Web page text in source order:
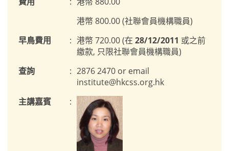
港幣 800.00 (社聯會員機構職員)
早鳥費用
: 港幣 720.00 (在 28/12/2011 或之前
繳款, 只限社聯會員機構職員)
查詢
: 2876 2470 or email
institute@hkcss.org.hk
主講嘉賓
: